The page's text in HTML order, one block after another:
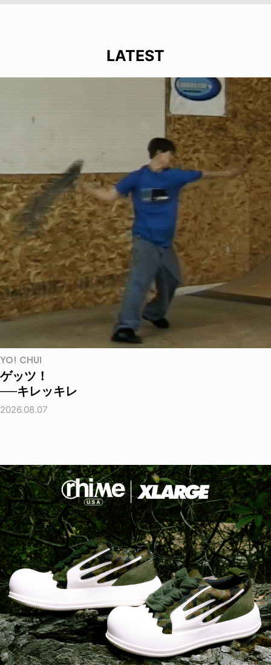
LATEST
YO! CHUI
ゲッツ！
──キレッキレ
2026.08.07